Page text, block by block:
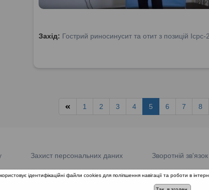
Захід: Гострий риносинусит та отит з позицій
1 2 3 4 5 6 7 8
Захист персональних даних Зворотній зв'язок
© 2018-2026 «Школа доказової
ідентифікаційні файли cookies для поліпшення навігації та роботи в